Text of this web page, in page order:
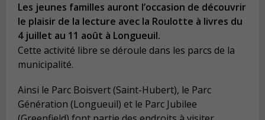
Les jeunes familles auront l’occasion de découvrir
le plaisir de la lecture avec la Roulotte à livres du
4 juillet au 11 août à Longueuil.
Cette activité libre se déroule dans les parcs de la
municipalité.
Ainsi le Parc Boisvert (Saint-Hubert), le Parc
Génération (Longueuil) et le Parc Jubilee